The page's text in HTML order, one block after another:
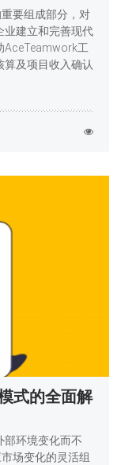
要组成部分，对
业建立和完善现代
AceTeamwork工
及项目收入确认
式的全面解
部环境变化而不
场变化的灵活组